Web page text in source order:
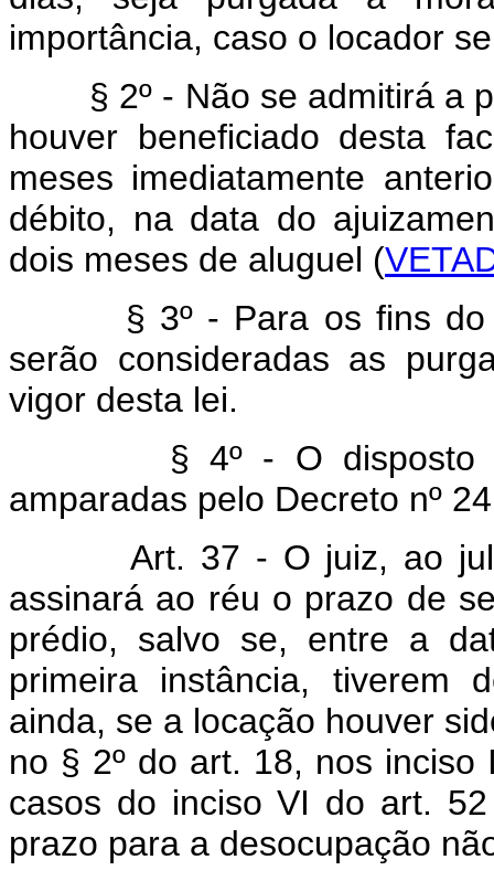
importância, caso o locador
§ 2º - Não se admitirá a
houver beneficiado desta
meses imediatamente
débito, na data do
dois meses de aluguel (
§ 3º - Para os fins do
serão consideradas as
vigor desta lei.
§ 4º - O disposto
amparadas pelo Decreto nº
Art. 37 - O juiz, ao
assinará ao réu o prazo de
prédio, salvo se, entre a
primeira instância, tiverem
ainda, se a locação houver
no § 2º do art. 18, nos
casos do inciso VI do art.
prazo para a desocupação